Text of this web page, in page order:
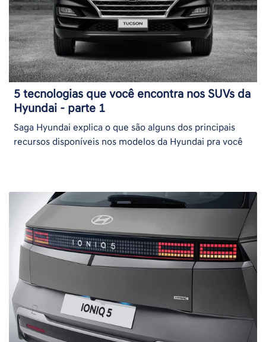
5 tecnologias que você encontra nos SUVs da
Hyundai - parte 1
Saga Hyundai explica o que são alguns dos principais
recursos disponíveis nos modelos da Hyundai pra você